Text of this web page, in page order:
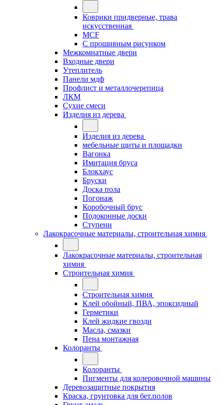
Коврики придверные, трава
искусственная
MCF
С прошивным рисунком
Межкомнатные двери
Входные двери
Утеплитель
Панели мдф
Профлист и металлочерепица
ЛКМ
Сухие смеси
Изделия из дерева
Изделия из дерева
мебельные щиты и площадки
Вагонка
Имитация бруса
Блокхаус
Бруски
Доска пола
Погонаж
Коробочный брус
Подоконные доски
Ступени
Лакокрасочные материалы, строительная химия
Лакокрасочные материалы, строительная
химия
Строительная химия
Строительная химия
Клей обойный, ПВА, эпоксидный
Герметики
Клей жидкие гвозди
Масла, смазки
Пена монтажная
Колоранты
Колоранты
Пигменты для колеровочной машины
Деревозащитные покрытия
Краска, грунтовка для бет.полов